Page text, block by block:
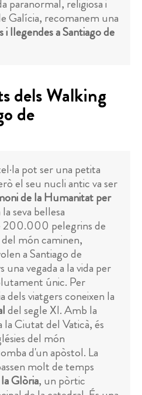
paranormal, religiosa i
Galícia, recomanem una
llegendes a Santiago de
dels Walking
de
pot ser una petita
el seu nucli antic va ser
de la Humanitat per
seva bellesa
200.000 pelegrins de
món caminen,
a Santiago de
vegada a la vida per
únic. Per
dels viatgers coneixen la
del segle XI. Amb la
la Ciutat del Vaticà, és
del món
d'un apòstol. La
molt de temps
Glòria, un pòrtic